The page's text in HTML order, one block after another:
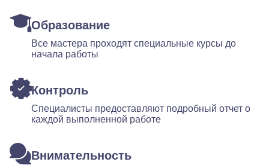
Образование
Все мастера проходят специальные курсы до
начала работы
Контроль
Специалисты предоставляют подробный отчет о
каждой выполненной работе
Внимательность